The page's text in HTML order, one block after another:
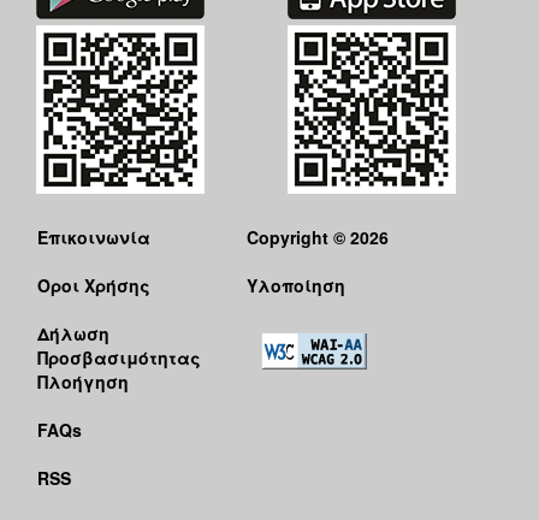
Επικοινωνία
Όροι Χρήσης
Δήλωση
Προσβασιμότητας
Πλοήγηση
FAQs
RSS
Copyright © 2026
Υλοποίηση